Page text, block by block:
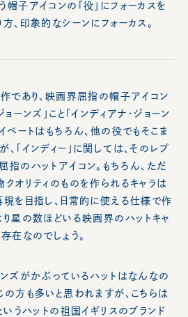
帽子アイコンの「役」にフォーカスを
、印象的なシーンにフォーカス。
作であり、映画界屈指の帽子アイコン
ーンズ」こと「インディアナ・ジョーン
ベートはもちろん、他の役でもそこま
「インディー」に関しては、そのレプ
指のハットアイコン。もちろん、ただ
クオリティのものを作られるキャラは
現を目指し、日常的に使える仕様で作
り星の数ほどいる映画界のハットキャ
在なのでしょう。
ンズがかぶっているハットはなんなの
の方も多いと思われますが、こちらは
いうハットの祖国イギリスのブランド